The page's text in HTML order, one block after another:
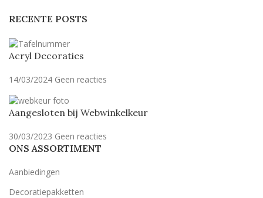
RECENTE POSTS
Acryl Decoraties
14/03/2024 Geen reacties
Aangesloten bij Webwinkelkeur
30/03/2023 Geen reacties
ONS ASSORTIMENT
Aanbiedingen
Decoratiepakketten